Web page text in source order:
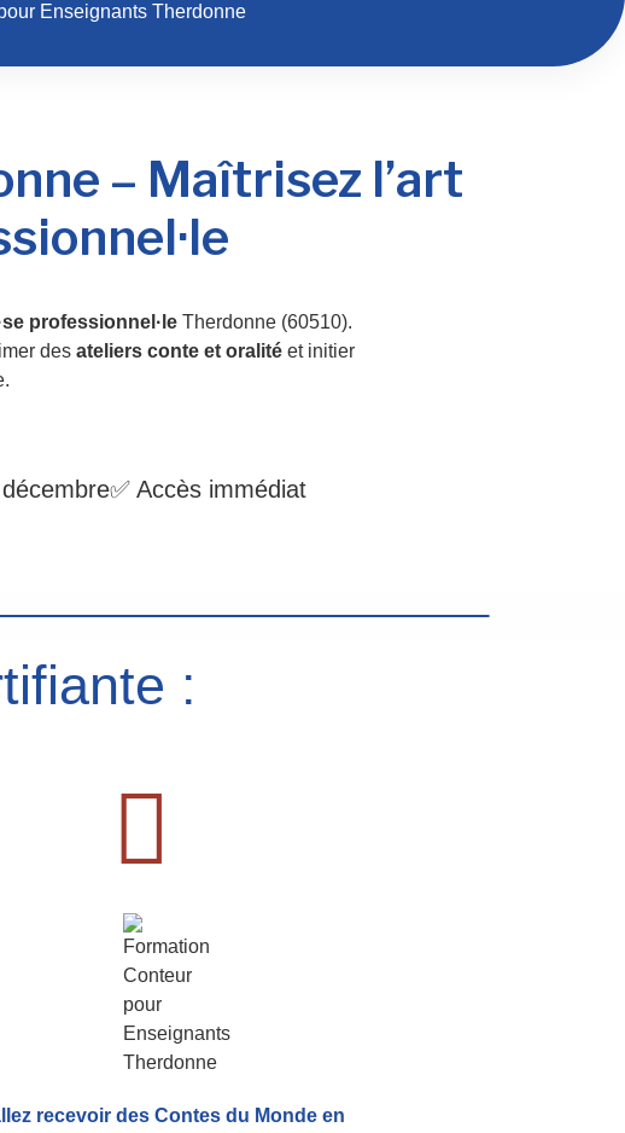
Enseignants Therdonne
– Maîtrisez l’art
professionnel·leTherdonne (60510).
des ateliers conte et oralitéet initier
décembre✅ Accès immédiat
:
recevoir des Contes du Monde en